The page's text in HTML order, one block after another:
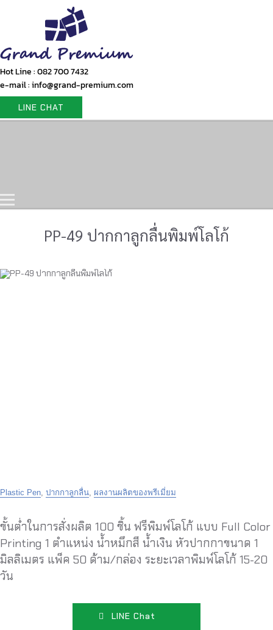
Hot Line : 082 700 7432
e-mail : info@grand-premium.com
LINE CHAT
PP-49 ปากกาลูกลื่นพิมพ์โลโก้
Plastic Pen, ปากกาลูกลื่น, ผลงานผลิตของพรีเมี่ยม
ขั้นต่ำในการสั่งผลิต 100 ชิ้น ฟรีพิมพ์โลโก้ แบบ Full Color
Printing 1 ตำแหน่ง น้ำหมึกสี น้ำเงิน หัวปากกาขนาด 1
มิลลิเมตร แพ็ค 50 ด้าม/กล่อง ระยะเวลาพิมพ์โลโก้ 15-20
วัน
LINE Chat